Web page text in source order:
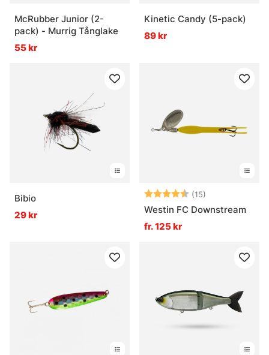
McRubber Junior (2-
pack) - Murrig Tånglake
55 kr
Kinetic Candy (5-pack)
89 kr
Bibio
29 kr
Betyg: (15)
Westin FC Downstream
fr. 125 kr